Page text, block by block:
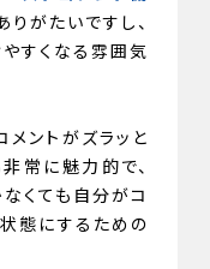
りがたいですし、
すくなる雰囲気
メントがズラッと
常に魅力的で、
くても自分がコ
態にするための